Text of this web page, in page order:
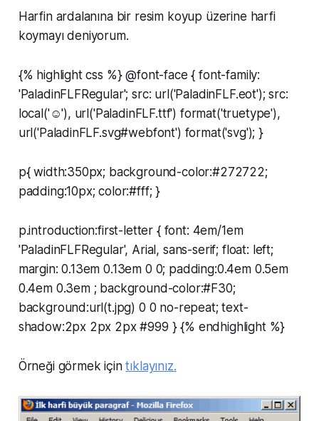
Harfin ardalanına bir resim koyup üzerine harfi
koymayı deniyorum.
{% highlight css %} @font-face { font-family:
'PaladinFLFRegular'; src: url('PaladinFLF.eot'); src:
local('☺'), url('PaladinFLF.ttf') format('truetype'),
url('PaladinFLF.svg#webfont') format('svg'); }
p{ width:350px; background-color:#272722;
padding:10px; color:#fff; }
p.introduction:first-letter { font: 4em/1em
'PaladinFLFRegular', Arial, sans-serif; float: left;
margin: 0.13em 0.13em 0 0; padding:0.4em 0.5em
0.4em 0.3em ; background-color:#F30;
background:url(t.jpg) 0 0 no-repeat; text-
shadow:2px 2px 2px #999 } {% endhighlight %}
Örneği görmek içintıklayınız.